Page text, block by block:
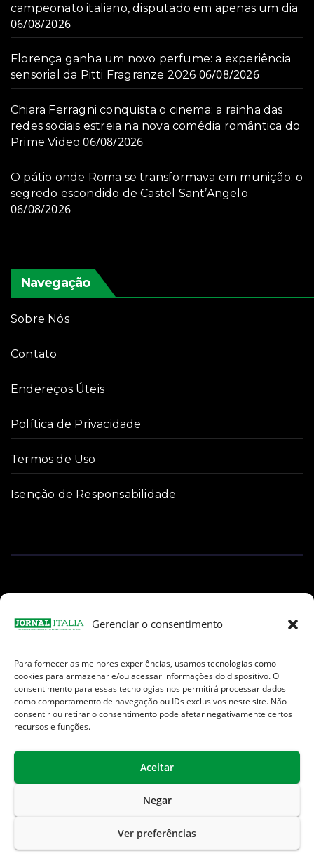
Gerenciar o consentimento
Para fornecer as melhores experiências, usamos tecnologias como
cookies para armazenar e/ou acessar informações do dispositivo. O
consentimento para essas tecnologias nos permitirá processar dados
como comportamento de navegação ou IDs exclusivos neste site. Não
consentir ou retirar o consentimento pode afetar negativamente certos
recursos e funções.
Aceitar
Negar
Ver preferências
campeonato italiano, disputado em apenas um dia
06/08/2026
Florença ganha um novo perfume: a experiência
sensorial da Pitti Fragranze 2026 06/08/2026
Chiara Ferragni conquista o cinema: a rainha das
redes sociais estreia na nova comédia romântica do
Prime Video 06/08/2026
O pátio onde Roma se transformava em munição: o
segredo escondido de Castel Sant’Angelo
06/08/2026
Navegação
Sobre Nós
Contato
Endereços Úteis
Política de Privacidade
Termos de Uso
Isenção de Responsabilidade
Facebook
Instagram
TikTokYoutube
E-
mail
Jornal Italia é uma Marca registrada internacionalmente da We
Communication.